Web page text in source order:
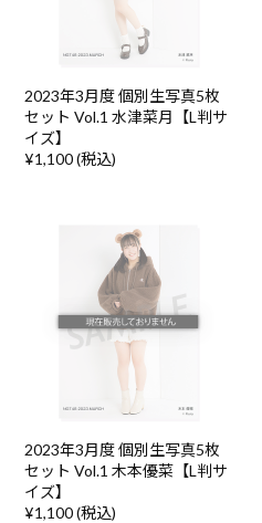
2023年3月度 個別生写真5枚
セット Vol.1 水津菜月【L判サ
イズ】
¥1,100 (税込)
2023年3月度 個別生写真5枚
セット Vol.1 木本優菜【L判サ
イズ】
¥1,100 (税込)